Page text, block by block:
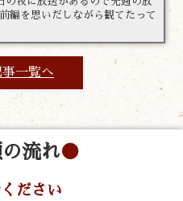
編を思いだしながら観てたって
一覧へ
流れ
ださい